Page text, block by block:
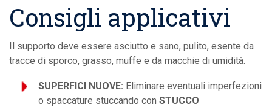
Consigli applicativi
Il supporto deve essere asciutto e sano, pulito, esente da
tracce di sporco, grasso, muffe e da macchie di umidità.
SUPERFICI NUOVE: Eliminare eventuali imperfezioni
o spaccature stuccando con STUCCO